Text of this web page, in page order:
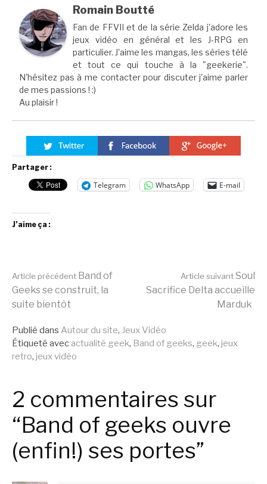
Romain Boutté
Fan de FFVII et de la série Zelda j'adore les
jeux vidéo en général et les J-RPG en
particulier. J'aime les mangas, les séries télé
et tout ce qui touche à la "geekerie".
N'hésitez pas à me contacter pour discuter j'aime parler
de mes passions ! :)
Au plaisir !
Partager :
Telegram WhatsApp E-mail
J’aime ça :
Lire
la
suite
Article précédent Band of
Geeks se construit, la
suite bientôt
Article suivantSoul
Sacrifice Delta accueille
Marduk
Publié dans Autour du site, Jeux Vidéo
Étiqueté avec actualité geek, Band of geeks, geek, jeux
retro, jeux vidéo
2 commentaires sur
“Band of geeks ouvre
(enfin!) ses portes”